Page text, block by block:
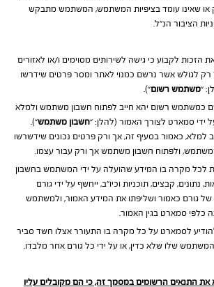
או שאינו עומד בציפיות המשתמש, המשתמש מתבקש
הציבור הנ”ל.
לקבוע כי גישה לשירותים מסוימים ו/או לאזורים
לגולש אשר נרשם כמנוי לאתר ומסר פרטים שידרשו
“משתמש רשום“).
כמשתמש רשום יהא חייב לפתוח חשבון משתמש ולמלא
ידי סמארט לצורך האמור (להלן: “חשבון משתמש“).
כאמור בסעיף זה, אך ורק פרטים נכונים שידשרשו
ולפתוח חשבון משתמש אך ורק עבור עצמו.
לכל מקרה בו המידע שהועלה על ידי המשתמש בחשבון
קבצים, תוכניות וכיו”ב, ייחשף על ידי גורם
גורם כאמור ושליפתו את המידע האמור, ולמשתמש
כלפי סמארט בגין האמור.
לסמארט על כל מקרה בו התעורר אצלו חשד סביר
שלו שלא כדין, או על ידי כל גורם אחר מלבדו.
התנאים הרשומים במסמך זה, כי הם מקובלים עליו